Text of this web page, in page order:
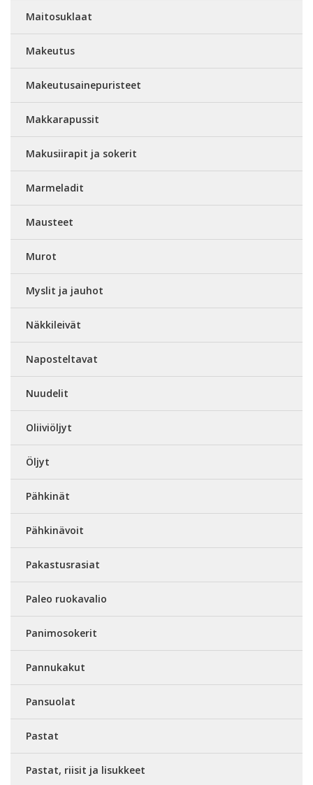
Maitosuklaat
Makeutus
Makeutusainepuristeet
Makkarapussit
Makusiirapit ja sokerit
Marmeladit
Mausteet
Murot
Myslit ja jauhot
Näkkileivät
Naposteltavat
Nuudelit
Oliiviöljyt
Öljyt
Pähkinät
Pähkinävoit
Pakastusrasiat
Paleo ruokavalio
Panimosokerit
Pannukakut
Pansuolat
Pastat
Pastat, riisit ja lisukkeet